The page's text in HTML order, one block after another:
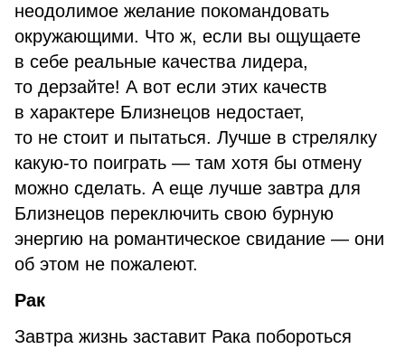
неодолимое желание покомандовать
окружающими. Что ж, если вы ощущаете
в себе реальные качества лидера,
то дерзайте! А вот если этих качеств
в характере Близнецов недостает,
то не стоит и пытаться. Лучше в стрелялку
какую-то поиграть — там хотя бы отмену
можно сделать. А еще лучше завтра для
Близнецов переключить свою бурную
энергию на романтическое свидание — они
об этом не пожалеют.
Рак
Завтра жизнь заставит Рака побороться